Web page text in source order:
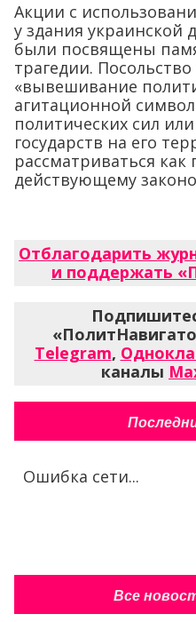
Акции с
у здания
были посвящены
трагедии.
«вывешивание
агитационной
политических сил
государств на его
рассматриваться
действующему
Отблагодарить
и поддержать
Telegram,
каналы
Ошибка сети...
Все